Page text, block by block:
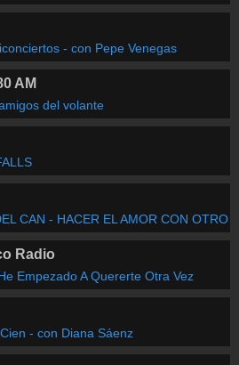
- con Pepe Venegas
AM
del volante
CAN - HACER EL AMOR CON OTRO
Radio
Empezado A Quererte Otra Vez
- con Diana Sáenz